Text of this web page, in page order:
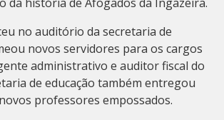
no auditório da secretaria de
novos servidores para os cargos
administrativo e auditor fiscal do
de educação também entregou
professores empossados.